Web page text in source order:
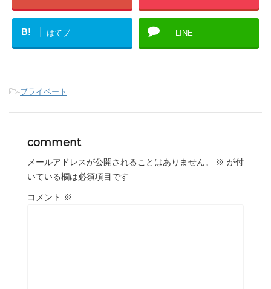
B! はてブ LINE
-プライベート
comment
メールアドレスが公開されることはありません。 ※ が付
いている欄は必須項目です
コメント ※